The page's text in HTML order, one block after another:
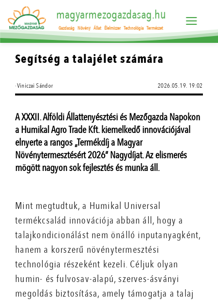
magyarmezogazdasag.hu
Gazdaság Növény Állat Élelmiszer Technológia Természet
Segítség a talajélet számára
·Viniczai Sándor 2026.05.19. 19:02
A XXXII. Alföldi Állattenyésztési és Mezőgazda Napokon
a Humikal Agro Trade Kft. kiemelkedő innovációjával
elnyerte a rangos „Termékdíj a Magyar
Növénytermesztésért 2026” Nagydíjat. Az elismerés
mögött nagyon sok fejlesztés és munka áll.
Mint megtudtuk, a Humikal Universal
termékcsalád innovációja abban áll, hogy a
talajkondicionálást nem önálló inputanyagként,
hanem a korszerű növénytermesztési
technológia részeként kezeli. Céljuk olyan
humin- és fulvosav-alapú, szerves-ásványi
megoldás biztosítása, amely támogatja a talaj